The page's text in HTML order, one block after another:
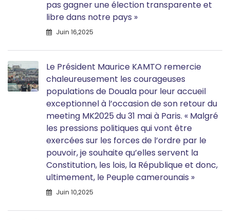
pas gagner une élection transparente et
libre dans notre pays »
Juin 16,2025
Le Président Maurice KAMTO remercie
chaleureusement les courageuses
populations de Douala pour leur accueil
exceptionnel à l’occasion de son retour du
meeting MK2025 du 31 mai à Paris. « Malgré
les pressions politiques qui vont être
exercées sur les forces de l’ordre par le
pouvoir, je souhaite qu’elles servent la
Constitution, les lois, la République et donc,
ultimement, le Peuple camerounais »
Juin 10,2025